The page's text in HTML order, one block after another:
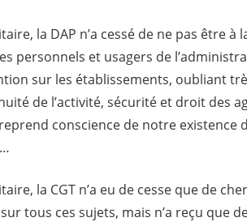
la DAP n’a cessé de ne pas être à
personnels et usagers de
sur les établissements, oubliant
de l’activité, sécurité et droit des
conscience de notre existence
la CGT n’a eu de cesse que de
tous ces sujets, mais n’a reçu que